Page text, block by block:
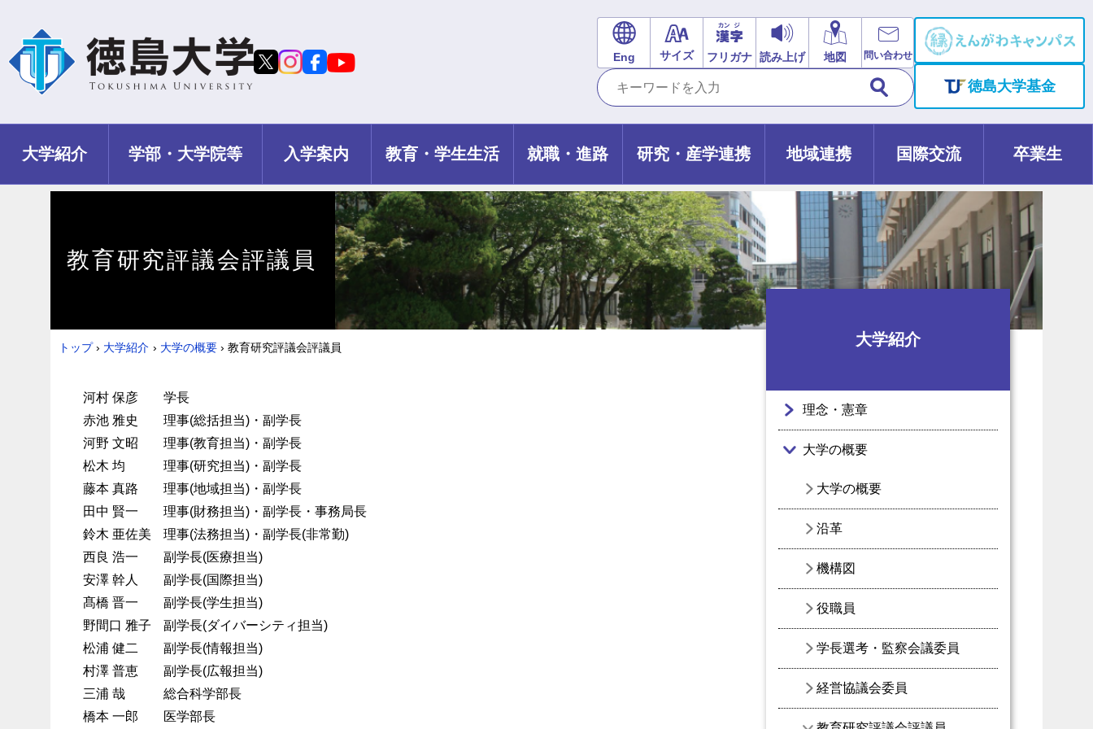
Eng サイズ フリガナ 読み上げ 地図 問い合わせ
徳島大学基金
大学紹介 学部・大学院等 入学案内 教育・学生生活 就職・進路 研究・産学連携 地域連携 国際交流 卒業生
教育研究評議会評議員
トップ › 大学紹介 › 大学の概要 › 教育研究評議会評議員
河村 保彦
学長
赤池 雅史
理事(総括担当)・副学長
河野 文昭
理事(教育担当)・副学長
松木 均
理事(研究担当)・副学長
藤本 真路
理事(地域担当)・副学長
田中 賢一
理事(財務担当)・副学長・事務局長
鈴木 亜佐美
理事(法務担当)・副学長(非常勤)
西良 浩一
副学長(医療担当)
安澤 幹人
副学長(国際担当)
髙橋 晋一
副学長(学生担当)
野間口 雅子
副学長(ダイバーシティ担当)
松浦 健二
副学長(情報担当)
村澤 普恵
副学長(広報担当)
三浦 哉
総合科学部長
橋本 一郎
医学部長
大学紹介
理念・憲章
大学の概要
大学の概要
沿革
機構図
役職員
学長選考・監察会議委員
経営協議会委員